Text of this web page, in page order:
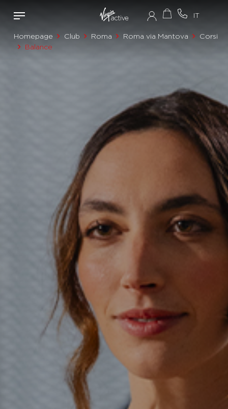
Homepage Club Roma Roma via Mantova
Corsi
Balance